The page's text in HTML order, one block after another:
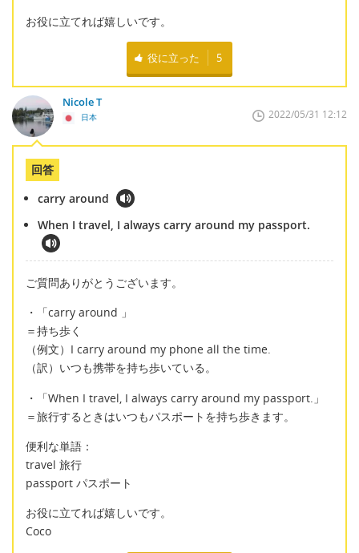
お役に立てれば嬉しいです。
役に立った 5
Nicole T
日本 2022/05/31 12:12
回答
carry around
When I travel, I always carry around my passport.
ご質問ありがとうございます。
・「carry around 」
＝持ち歩く
（例文）I carry around my phone all the time.
（訳）いつも携帯を持ち歩いている。
・「When I travel, I always carry around my passport.」
＝旅行するときはいつもパスポートを持ち歩きます。
便利な単語：
travel 旅行
passport パスポート
お役に立てれば嬉しいです。
Coco